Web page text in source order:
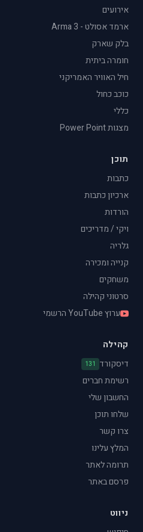
אירועים
ארמד אסולט - Arma 3
בלק שארק
חומרה ביתית
חיל האוויר האמריקני
כוכב כחול
כללי
מצגות Power Point
תוכן
כתבות
ארכיון כתבות
הורדות
ויקי / מדריכים
גלריה
קנייה ומכירה
משחקים
סרטוני קהילה
ערוץ YouTube הרשמי
קהילה
דיסקורד
131
רשימת חברים
החשבון שלי
שלחו תוכן
צרו קשר
המלץ עלינו
תרומה לאתר
פרסם באתר
ניווט